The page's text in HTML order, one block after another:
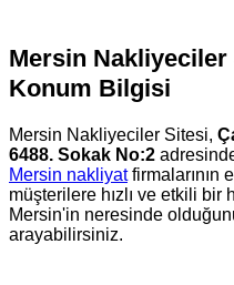
Mersin
Konum Bilgisi
Mersin Nakliyeciler Sitesi,
6488. Sokak No:2
Mersin nakliyatfirmalarının
müşterilere hızlı ve etkili bir
Mersin'in neresinde
arayabilirsiniz.